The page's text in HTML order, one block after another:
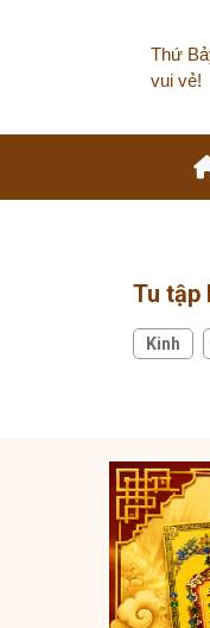
Thứ
vui vẻ!
Tu tập
Kinh